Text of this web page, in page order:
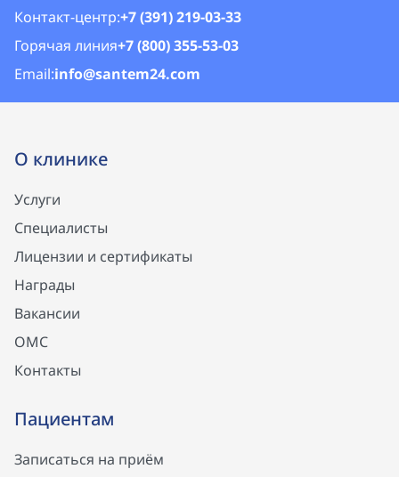
Контакт-центр:+7 (391) 219-03-33
Горячая линия+7 (800) 355-53-03
Email:info@santem24.com
О клинике
Услуги
Специалисты
Лицензии и сертификаты
Награды
Вакансии
ОМС
Контакты
Пациентам
Записаться на приём